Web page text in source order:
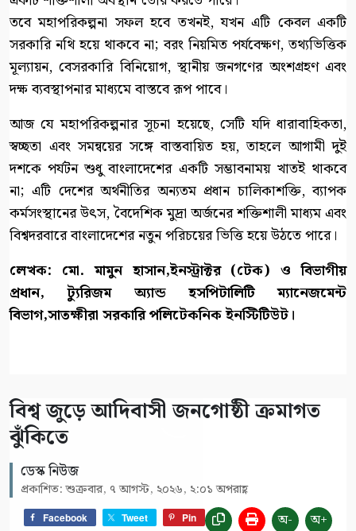
তবে মহাপরিকল্পনা সফল হবে তখনই, যখন এটি কেবল একটি
সরকারি নথি হয়ে থাকবে না; বরং নিয়মিত পর্যবেক্ষণ, তথ্যভিত্তিক
মূল্যায়ন, বেসরকারি বিনিয়োগ, স্থানীয় জনগণের অংশগ্রহণ এবং
দক্ষ ব্যবস্থাপনার মাধ্যমে বাস্তবে রূপ পাবে।
আজ যে মহাপরিকল্পনার সূচনা হয়েছে, সেটি যদি ধারাবাহিকতা,
স্বচ্ছতা এবং সমন্বয়ের সঙ্গে বাস্তবায়িত হয়, তাহলে আগামী দুই
দশকে পর্যটন শুধু বাংলাদেশের একটি সম্ভাবনাময় খাতই থাকবে
না; এটি দেশের অর্থনীতির অন্যতম প্রধান চালিকাশক্তি, ব্যাপক
কর্মসংস্থানের উৎস, বৈদেশিক মুদ্রা অর্জনের শক্তিশালী মাধ্যম এবং
বিশ্বদরবারে বাংলাদেশের নতুন পরিচয়ের ভিত্তি হয়ে উঠতে পারে।
লেখক: মো. মামুন হাসান,ইনস্ট্রাক্টর (টেক) ও বিভাগীয়
প্রধান, ট্যুরিজম অ্যান্ড হসপিটালিটি ম্যানেজমেন্ট
বিভাগ,সাতক্ষীরা সরকারি পলিটেকনিক ইনস্টিটিউট।
বিশ্ব জুড়ে আদিবাসী জনগোষ্ঠী ক্রমাগত
ঝুঁকিতে
ডেস্ক নিউজ
প্রকাশিত: শুক্রবার, ৭ আগস্ট, ২০২৬, ২:০১ অপরাহ্ণ
Facebook Tweet Pin অ- অ+